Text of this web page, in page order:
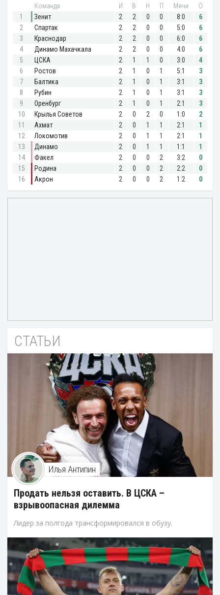
СТАТЬИ
Илья Антипин
Продать нельзя оставить. В ЦСКА –
взрывоопасная дилемма
Лидер за полгода трансформировался в обузу.